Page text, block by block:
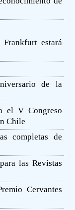
estará
de la
el V Congreso
Chile
completas de
las Revistas
Cervantes